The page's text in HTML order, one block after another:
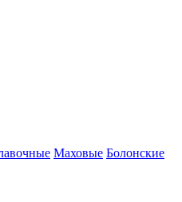
Маховые Болонские